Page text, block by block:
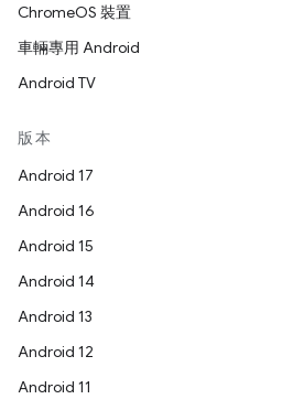
ChromeOS 裝置
車輛專用 Android
Android TV
版本
Android 17
Android 16
Android 15
Android 14
Android 13
Android 12
Android 11